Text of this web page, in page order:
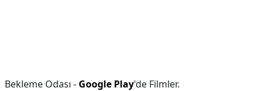
Bekleme Odası - Google Play'de Filmler.